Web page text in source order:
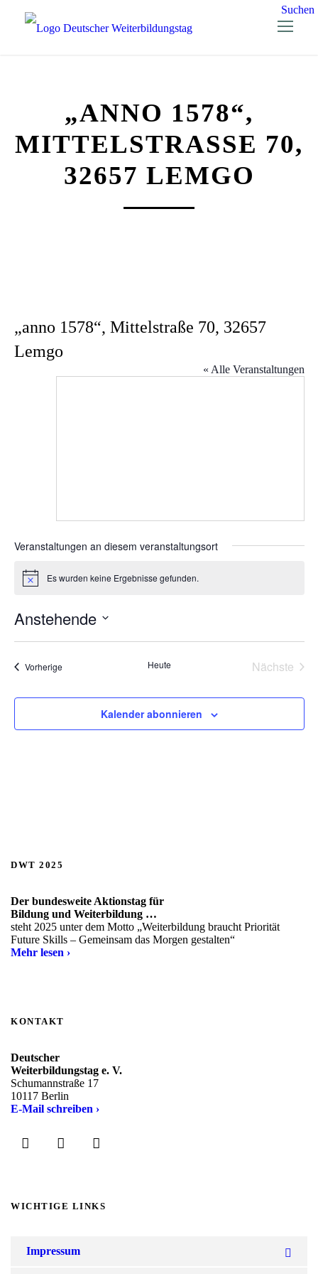
Suchen
„ANNO 1578“,
MITTELSTRASSE 70, 3
2657 LEMGO
„anno 1578“, Mittelstraße 70, 32657
Lemgo
« Alle Veranstaltungen
Veranstaltungen an diesem veranstaltungsort
H
w
e
i
Es wurden keine Ergebnisse gefunden.
Anstehende
u
w
h
VorherigeVeranstaltungen Heute
Nächste
Kalender abonnieren
DWT 2025
Der bundesweite Aktionstag für
Bildung und Weiterbildung …
steht 2025 unter dem Motto „Weiterbildung braucht Priorität
Future Skills – Gemeinsam das Morgen gestalten“
Mehr lesen ›
KONTAKT
Deutscher
Weiterbildungstag e. V.
Schumannstraße 17
10117 Berlin
E-Mail schreiben ›
WICHTIGE LINKS
Impressum